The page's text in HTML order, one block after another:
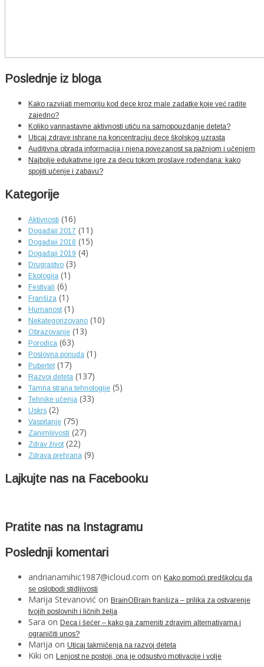
Poslednje iz bloga
Kako razvijati memoriju kod dece kroz male zadatke koje već radite
zajedno?
Koliko vannastavne aktivnosti utiču na samopouzdanje deteta?
Uticaj zdrave ishrane na koncentraciju dece školskog uzrasta
Auditivna obrada informacija i njena povezanost sa pažnjom i učenjem
Najbolje edukativne igre za decu tokom proslave rođendana: kako
spojiti učenje i zabavu?
Kategorije
Aktivnosti (16)
Događaji 2017 (11)
Događaji 2018 (15)
Događaji 2019 (4)
Drugrastvo (3)
Ekologija (1)
Festivali (6)
Franšiza (1)
Humanost(1)
Nekategorizovano (10)
Obrazovanje (13)
Porodica (63)
Poslovna ponuda (1)
Pubertet(17)
Razvoj deteta (137)
Tamna strana tehnologije (5)
Tehnike učenja (33)
Uskrs (2)
Vaspitanje (75)
Zanimljivosti (27)
Zdrav život(22)
Zdrava prehrana (9)
Lajkujte nas na Facebooku
Pratite nas na Instagramu
Poslednji komentari
andrianamihic1987@icloud.com on Kako pomoći predškolcu da
se oslobodi stidljivosti
Marija Stevanović on BrainOBrain franšiza – prilika za ostvarenje
tvojih poslovnih i ličnih želja
Sara on Deca i šećer – kako ga zameniti zdravim alternativama i
ograničiti unos?
Marija on Uticaj takmičenja na razvoj deteta
Kiki on Lenjost ne postoji, ona je odsustvo motivacije i volje